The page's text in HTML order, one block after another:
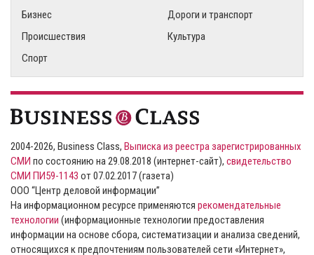
Бизнес
Дороги и транспорт
Происшествия
Культура
Спорт
2004-2026, Business Class, Выписка из реестра зарегистрированных
СМИ по состоянию на 29.08.2018 (интернет-сайт), свидетельство
СМИ ПИ59-1143 от 07.02.2017 (газета)
ООО “Центр деловой информации”
На информационном ресурсе применяются рекомендательные
технологии (информационные технологии предоставления
информации на основе сбора, систематизации и анализа сведений,
относящихся к предпочтениям пользователей сети «Интернет»,